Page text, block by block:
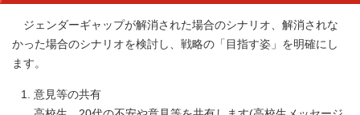
ジェンダーギャップが解消された場合のシナリオ、解消されな
かった場合のシナリオを検討し、戦略の「目指す姿」を明確にし
ます。
意見等の共有